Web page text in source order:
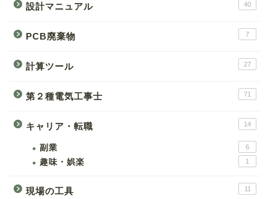
設計マニュアル 40
PCB廃棄物 7
計算ツール 27
第２種電気工事士 71
キャリア・転職 14
副業 6
趣味・娯楽 1
現場の工具 11